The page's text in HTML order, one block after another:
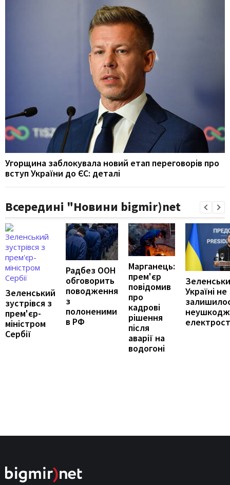
Угорщина заблокувала новий етап переговорів про
вступ України до ЄС: деталі
Всередині "Новини bigmir)net
Зеленський
зустрівся з
прем'єр-
міністром
Сербії
Радбез ООН
обговорить
поводження
з
полоненими
в РФ
Марганець:
прем'єр
повідомив
про
кадрові
рішення
після
аварії на
водогоні
Україні не